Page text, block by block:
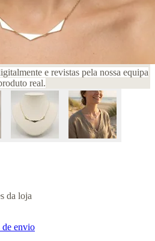
e revistas pela nossa equipa
real.
da loja
de envio